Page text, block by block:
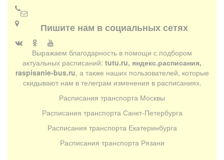
Пишите нам в социальных сетях
Выражаем благодарность в помощи с подбором
актуальных расписаний: tutu.ru, яндекс.расписания,
raspisanie-bus.ru, а также наших пользователей, которые
скидывают нам в телеграм изменения в расписаниях.
Расписания транспорта Москвы
Расписания транспорта Санкт-Петербурга
Расписания транспорта Екатеринбурга
Расписания транспорта Рязани